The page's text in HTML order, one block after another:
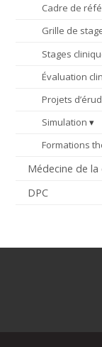
Cadre de
Grille de
Stages
Évaluation
Projets
Simulation
Formations
Médecine de la
DPC